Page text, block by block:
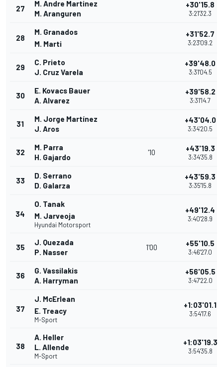
27
M. Andre Martinez
M. Aranguren
+30'15.8
3:21'32.3
28
M. Granados
M. Marti
+31'52.7
3:23'09.2
29
C. Prieto
J. Cruz Varela
+39'48.0
3:31'04.5
30
E. Kovacs Bauer
A. Alvarez
+39'58.2
3:31'14.7
31
M. Jorge Martínez
J. Aros
+43'04.0
3:34'20.5
32
M. Parra
H. Gajardo
'10 +43'19.3
3:34'35.8
33
D. Serrano
D. Galarza
+43'59.3
3:35'15.8
34
O. Tanak
M. Jarveoja
Hyundai Motorsport
+49'12.4
3:40'28.9
35
J. Quezada
P. Nasser
1'00 +55'10.5
3:46'27.0
36
G. Vassilakis
A. Harryman
+56'05.5
3:47'22.0
37
J. McErlean
E. Treacy
M-Sport
+1:03'01.1
3:54'17.6
38
A. Heller
L. Allende
M-Sport
+1:03'19.3
3:54'35.8